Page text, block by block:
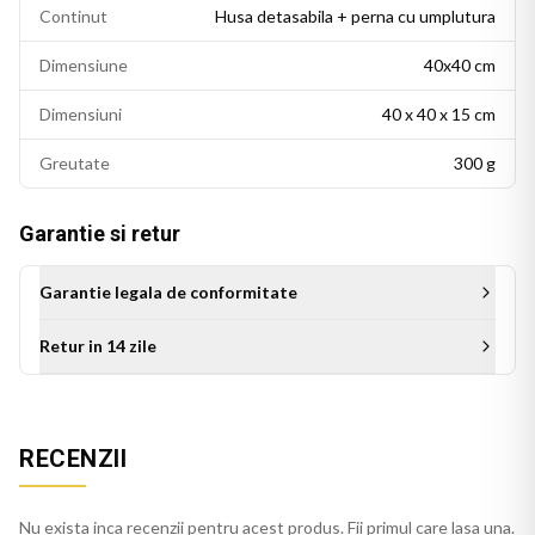
Aceasta perna decorativa se potriveste intr-un living modern,
gust estetic rafinat.
Continut Husa detasabila + perna cu umplutura
Dimensiune 40x40 cm
Dimensiuni 40 x 40 x 15 cm
Greutate 300 g
Garantie si retur
Garantie legala de conformitate
Retur in 14 zile
RECENZII
Nu exista inca recenzii pentru acest produs. Fii primul care lasa una.